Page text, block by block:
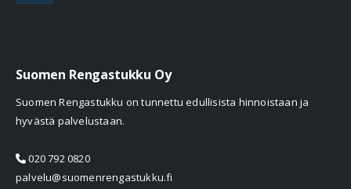
Suomen Rengastukku Oy
Suomen Rengastukku on tunnettu edullisista hinnoistaan ja
hyvästä palvelustaan.
020 792 0820
palvelu@suomenrengastukku.fi